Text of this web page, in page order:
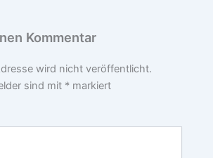
Kommentar
wird nicht veröffentlicht.
sind mit * markiert